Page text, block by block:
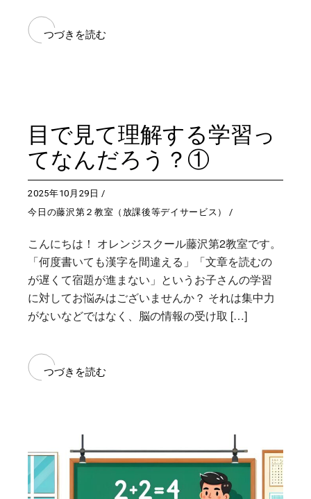
つづきを読む
目で見て理解する学習っ
てなんだろう？①
2025年10月29日
今日の藤沢第２教室（放課後等デイサービス）
こんにちは！ オレンジスクール藤沢第2教室です。
「何度書いても漢字を間違える」「文章を読むの
が遅くて宿題が進まない」というお子さんの学習
に対してお悩みはございませんか？ それは集中力
がないなどではなく、脳の情報の受け取 […]
つづきを読む